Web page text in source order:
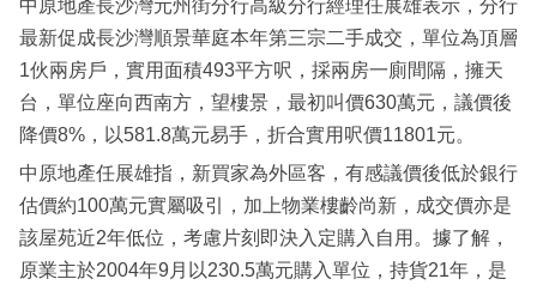
區
中原地產長沙灣元州街分行高級分行經理任展雄表示，分行
最新促成長沙灣順景華庭本年第三宗二手成交，單位為頂層
1伙兩房戶，實用面積493平方呎，採兩房一廁間隔，擁天
台，單位座向西南方，望樓景，最初叫價630萬元，議價後
降價8%，以581.8萬元易手，折合實用呎價11801元。
中原地產任展雄指，新買家為外區客，有感議價後低於銀行
估價約100萬元實屬吸引，加上物業樓齡尚新，成交價亦是
該屋苑近2年低位，考慮片刻即決入定購入自用。據了解，
原業主於2004年9月以230.5萬元購入單位，持貨21年，是